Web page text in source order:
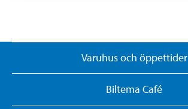
Varuhus och öppettider
Biltema Café